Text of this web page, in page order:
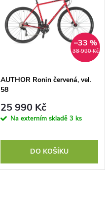
38 990 Kč
–33 %
AUTHOR Ronin červená, vel.
58
25 990 Kč
Na externím skladě 3 ks
DO KOŠÍKU